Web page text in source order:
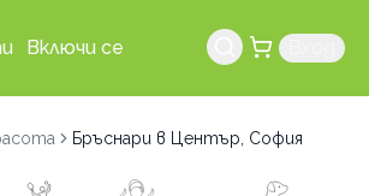
Включи се
Бръснари в Център, София